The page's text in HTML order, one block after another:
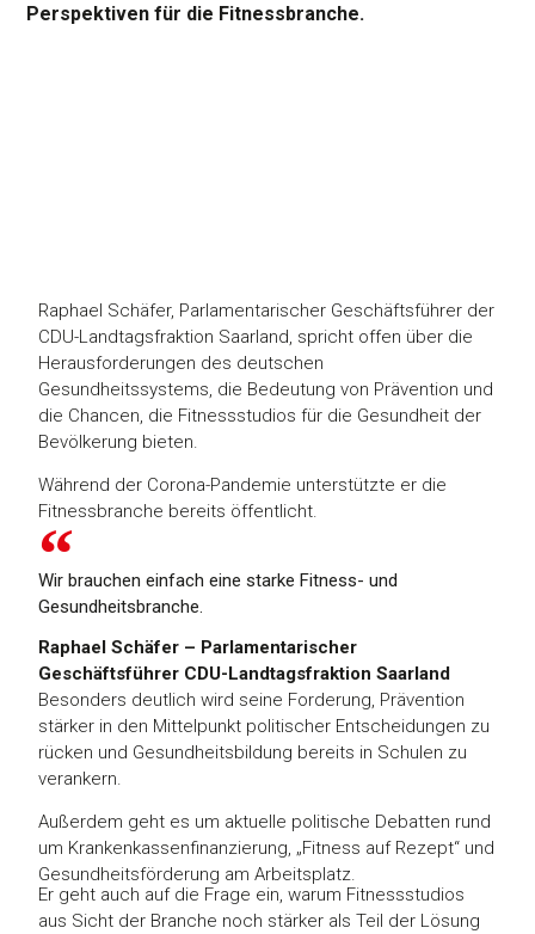
Perspektiven für die Fitnessbranche.
Raphael Schäfer, Parlamentarischer Geschäftsführer der
CDU-Landtagsfraktion Saarland, spricht offen über die
Herausforderungen des deutschen
Gesundheitssystems, die Bedeutung von Prävention und
die Chancen, die Fitnessstudios für die Gesundheit der
Bevölkerung bieten.
Während der Corona-Pandemie unterstützte er die
Fitnessbranche bereits öffentlicht.
Wir brauchen einfach eine starke Fitness- und
Gesundheitsbranche.
Raphael Schäfer – Parlamentarischer
Geschäftsführer CDU-Landtagsfraktion Saarland
Besonders deutlich wird seine Forderung, Prävention
stärker in den Mittelpunkt politischer Entscheidungen zu
rücken und Gesundheitsbildung bereits in Schulen zu
verankern.
Außerdem geht es um aktuelle politische Debatten rund
um Krankenkassenfinanzierung, „Fitness auf Rezept“ und
Gesundheitsförderung am Arbeitsplatz.
Er geht auch auf die Frage ein, warum Fitnessstudios
aus Sicht der Branche noch stärker als Teil der Lösung